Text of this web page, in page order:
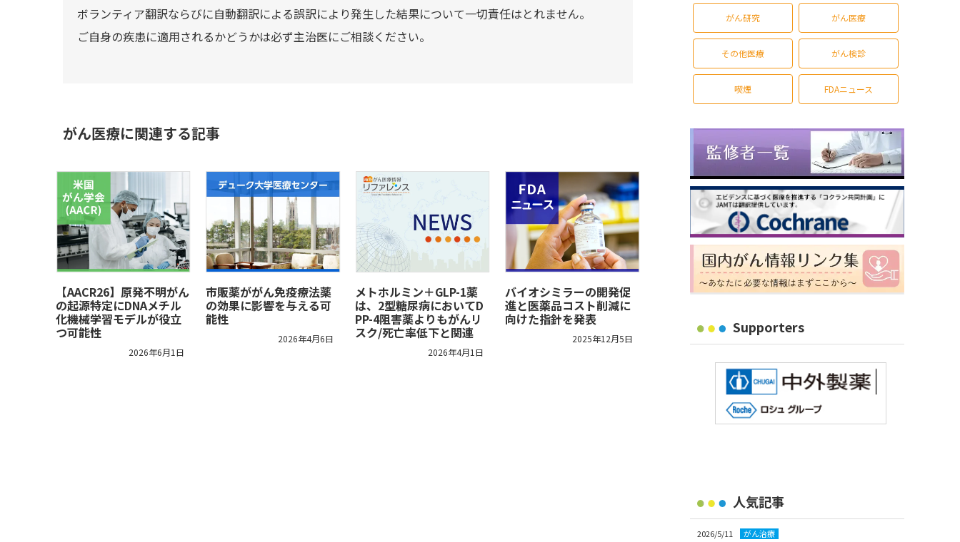
ボランティア翻訳ならびに自動翻訳による誤訳により発生した結果について一切責任はとれません。
ご自身の疾患に適用されるかどうかは必ず主治医にご相談ください。
がん医療に関連する記事
【AACR26】原発不明がん
の起源特定にDNAメチル
化機械学習モデルが役立
つ可能性
2026年6月1日
市販薬ががん免疫療法薬
の効果に影響を与える可
能性
2026年4月6日
メトホルミン＋GLP-1薬
は、2型糖尿病においてD
PP-4阻害薬よりもがんリ
スク/死亡率低下と関連
2026年4月1日
バイオシミラーの開発促
進と医薬品コスト削減に
向けた指針を発表
2025年12月5日
がん研究 がん医療
その他医療 がん検診
喫煙 FDAニュース
Supporters
人気記事
2026/5/11 がん治療